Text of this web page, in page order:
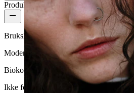
Produktkvalitet
Brukshyppighet
Moderat bruk
Biokompatibilitet
Ikke for sensitiv hud